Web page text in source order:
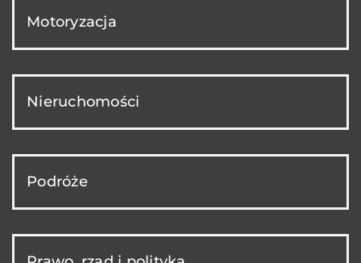
Motoryzacja
Nieruchomości
Podróże